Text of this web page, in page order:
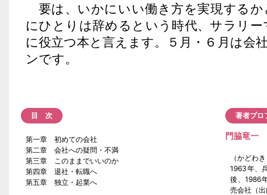
要は、いかにいい働き方を実現する
にひとりは辞めるという時代、サラリ
に役立つ本と言えます。５月・６月は会
ンです。
目 次
第一章 初めての会社
第二章 会社への疑問・不満
第三章 このままでいいのか
第四章 退社・転職へ
第五章 独立・起業へ
著者プロ
門脇竜一
（かどわ
1963年、
後、1986
売会社（